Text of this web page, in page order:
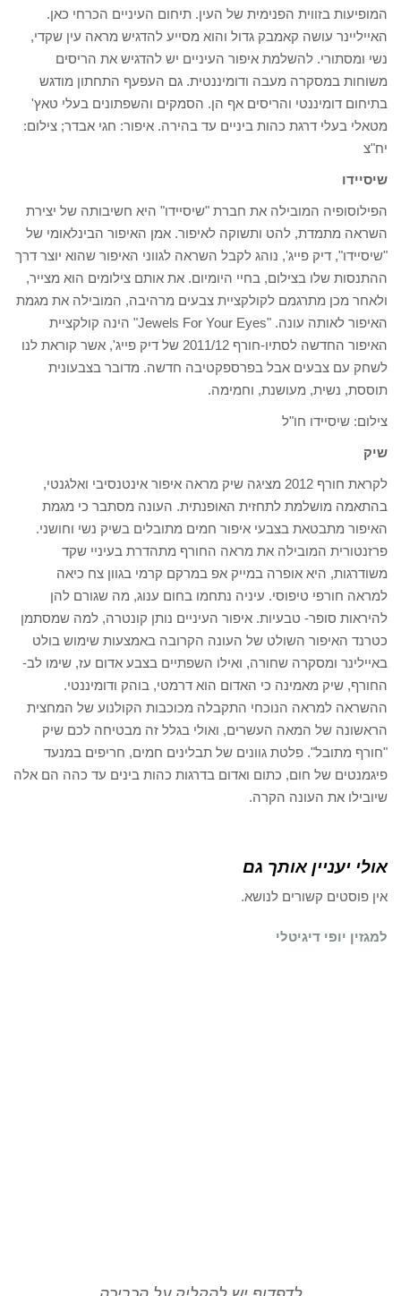
המופיעות בזווית הפנימית של העין. תיחום העיניים הכרחי כאן.
האייליינר עושה קאמבק גדול והוא מסייע להדגיש מראה עין שקדי,
נשי ומסתורי. להשלמת איפור העיניים יש להדגיש את הריסים
משוחות במסקרה מעבה ודומיננטית. גם העפעף התחתון מודגש
בתיחום דומיננטי והריסים אף הן. הסמקים והשפתונים בעלי טאץ'
מטאלי בעלי דרגת כהות ביניים עד בהירה. איפור: חגי אבדר; צילום:
יח"צ
שיסיידו
הפילוסופיה המובילה את חברת "שיסיידו" היא חשיבותה של יצירת
השראה מתמדת, להט ותשוקה לאיפור. אמן האיפור הבינלאומי של
"שיסיידו", דיק פייג', נוהג לקבל השראה לגווני האיפור שהוא יוצר דרך
ההתנסות שלו בצילום, בחיי היומיום. את אותם צילומים הוא מצייר,
ולאחר מכן מתרגמם לקולקציית צבעים מרהיבה, המובילה את מגמת
האיפור לאותה עונה. "Jewels For Your Eyes" הינה קולקציית
האיפור החדשה לסתיו-חורף 2011/12 של דיק פייג', אשר קוראת לנו
לשחק עם צבעים אבל בפרספקטיבה חדשה. מדובר בצבעונית
תוססת, נשית, מעושנת, וחמימה.
צילום: שיסיידו חו"ל
שיק
לקראת חורף 2012 מציגה שיק מראה איפור אינטנסיבי ואלגנטי,
בהתאמה מושלמת לתחזית האופנתית. העונה מסתבר כי מגמת
האיפור מתבטאת בצבעי איפור חמים מתובלים בשיק נשי וחושני.
פרזנטורית המובילה את מראה החורף מתהדרת בעיניי שקד
משודרגות, היא אופרה במייק אפ במרקם קרמי בגוון צח כיאה
למראה חורפי טיפוסי. עיניה נתחמו בחום ענוג, מה שגורם להן
להיראות סופר- טבעיות. איפור העיניים נותן קונטרה, למה שמסתמן
כטרנד האיפור השולט של העונה הקרובה באמצעות שימוש בולט
באיילינר ומסקרה שחורה, ואילו השפתיים בצבע אדום עז, שימו לב-
החורף, שיק מאמינה כי האדום הוא דרמטי, בוהק ודומיננטי.
ההשראה למראה הנוכחי התקבלה מכוכבות הקולנוע של המחצית
הראשונה של המאה העשרים, ואולי בגלל זה מבטיחה לכם שיק
"חורף מתובל". פלטת גוונים של תבלינים חמים, חריפים במנעד
פיגמנטים של חום, כתום ואדום בדרגות כהות בינים עד כהה הם אלה
שיובילו את העונה הקרה.
אולי יעניין אותך גם
אין פוסטים קשורים לנושא.
למגזין יופי דיגיטלי